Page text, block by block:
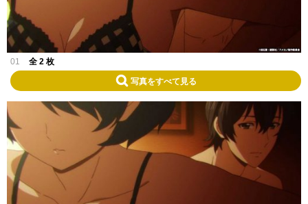
01 全 2 枚
写真をすべて見る